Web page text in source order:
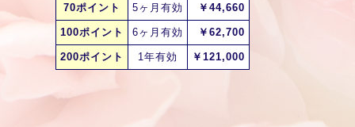
70ポイント 5ヶ月有効 ￥44,660
100ポイント 6ヶ月有効 ￥62,700
200ポイント 1年有効 ￥121,000